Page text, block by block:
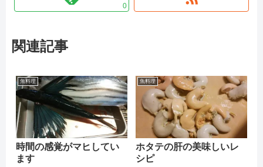
0
関連記事
魚料理
時間の感覚がマヒしてい
ます
魚料理
ホタテの肝の美味しいレ
シピ